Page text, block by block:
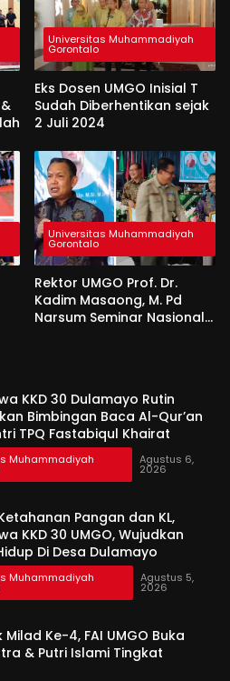
Universitas Muhammadiyah
Gorontalo
Eks Dosen UMGO Inisial T
Sudah Diberhentikan sejak
2 Juli 2024
Universitas Muhammadiyah
Gorontalo
Rektor UMGO Prof. Dr.
Kadim Masaong, M. Pd
Narsum Seminar Nasional
KKD 30 Dulamayo Rutin
Bimbingan Baca Al-Qur’an
TPQ Fastabiqul Khairat
Muhammadiyah Agustus 6,
2026
Pangan dan KL,
KKD 30 UMGO, Wujudkan
Di Desa Dulamayo
Muhammadiyah Agustus 5,
2026
Milad Ke-4, FAI UMGO Buka
& Putri Islami Tingkat